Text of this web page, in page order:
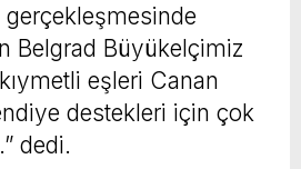
Belgrad Büyükelçimiz
eşleri Canan
destekleri için çok
dedi.